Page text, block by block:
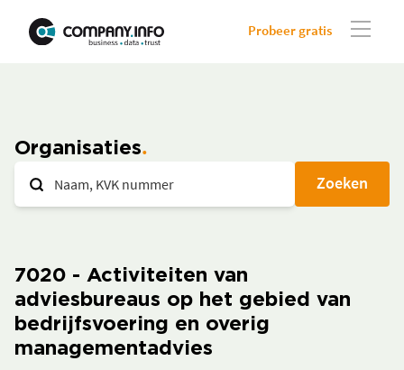
Probeer gratis
Organisaties
Zoeken
7020 - Activiteiten van
adviesbureaus op het gebied van
bedrijfsvoering en overig
managementadvies